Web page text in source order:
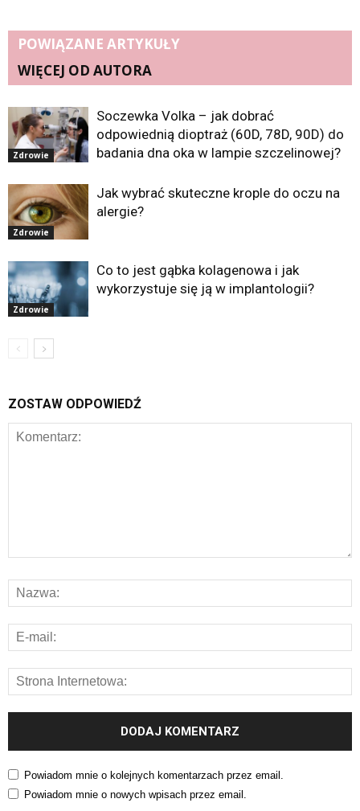
POWIĄZANE ARTYKUŁY
WIĘCEJ OD AUTORA
Zdrowie
Soczewka Volka – jak dobrać
odpowiednią dioptraż (60D, 78D, 90D) do
badania dna oka w lampie szczelinowej?
Zdrowie
Jak wybrać skuteczne krople do oczu na
alergie?
Zdrowie
Co to jest gąbka kolagenowa i jak
wykorzystuje się ją w implantologii?
ZOSTAW ODPOWIEDŹ
Powiadom mnie o kolejnych komentarzach przez email.
Powiadom mnie o nowych wpisach przez email.